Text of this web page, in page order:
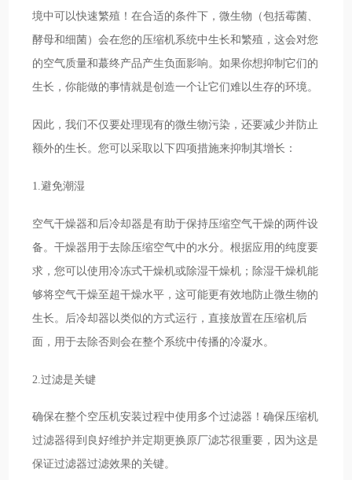
境中可以快速繁殖！在合适的条件下，微生物（包括霉菌、
酵母和细菌）会在您的压缩机系统中生长和繁殖，这会对您
的空气质量和蕞终产品产生负面影响。如果你想抑制它们的
生长，你能做的事情就是创造一个让它们难以生存的环境。
因此，我们不仅要处理现有的微生物污染，还要减少并防止
额外的生长。您可以采取以下四项措施来抑制其增长：
1.避免潮湿
空气干燥器和后冷却器是有助于保持压缩空气干燥的两件设
备。干燥器用于去除压缩空气中的水分。根据应用的纯度要
求，您可以使用冷冻式干燥机或除湿干燥机；除湿干燥机能
够将空气干燥至超干燥水平，这可能更有效地防止微生物的
生长。后冷却器以类似的方式运行，直接放置在压缩机后
面，用于去除否则会在整个系统中传播的冷凝水。
2.过滤是关键
确保在整个空压机安装过程中使用多个过滤器！确保压缩机
过滤器得到良好维护并定期更换原厂滤芯很重要，因为这是
保证过滤器过滤效果的关键。